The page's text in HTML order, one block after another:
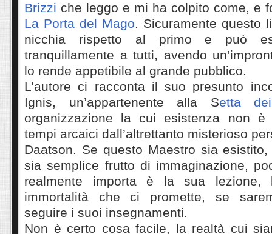
Brizzi che leggo e mi ha colpito come, e
La Porta del Mago. Sicuramente questo
nicchia rispetto al primo e può
tranquillamente a tutti, avendo
lo rende appetibile al grande pubblico.
L’autore ci racconta il suo presunto
Ignis, un’appartenente alla Setta
organizzazione la cui esistenza non
tempi arcaici dall’altrettanto misterioso
Daatson. Se questo Maestro sia esistito,
sia semplice frutto di immaginazione,
realmente importa è la sua lezione,
immortalità che ci promette, se
seguire i suoi insegnamenti.
Non è certo cosa facile, la realtà cui